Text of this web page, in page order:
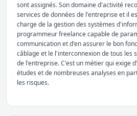
sont assignés. Son domaine d'activité
services de données de l'entreprise et il
charge de la gestion des systèmes
programmeur freelance capable de
communication et d'en assurer le bon
câblage et le l'interconnexion de tous les
de l'entreprise. C'est un métier qui exige
études et de nombreuses analyses en
les risques.